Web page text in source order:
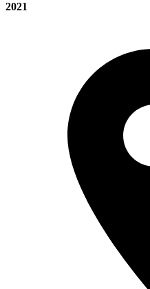
2021